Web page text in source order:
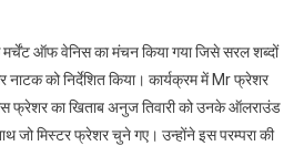
मर्चेंट ऑफ वेनिस का मंचन किया गया जिसे सरल शब्दों
को निर्देशित किया। कार्यक्रम में Mr फ्रेशर
फ्रेशर का खिताब अनुज तिवारी को उनके ऑलराउंड
जो मिस्टर फ्रेशर चुने गए। उन्होंने इस परम्परा की